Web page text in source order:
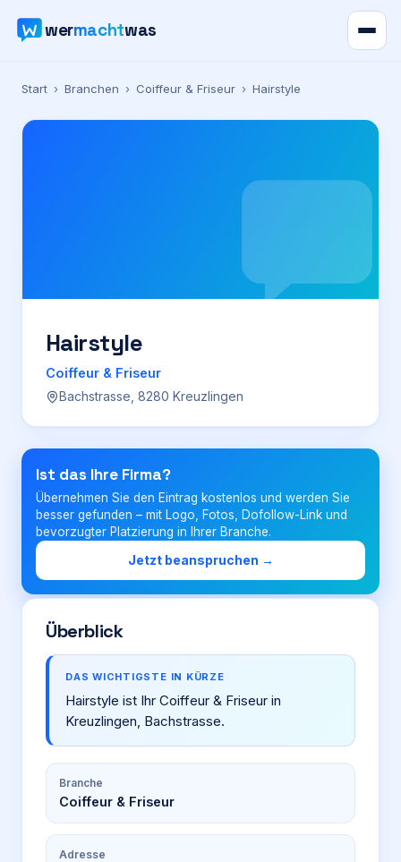
wermachtwas
Verzeichnis
Karte
Preise
Für Firmen
Login
Firma eintragen
Start › Branchen › Coiffeur & Friseur › Hairstyle
Hairstyle
Coiffeur & Friseur
Bachstrasse, 8280 Kreuzlingen
Ist das Ihre Firma?
Übernehmen Sie den Eintrag kostenlos und werden Sie
besser gefunden – mit Logo, Fotos, Dofollow-Link und
bevorzugter Platzierung in Ihrer Branche.
Jetzt beanspruchen →
Überblick
DAS WICHTIGSTE IN KÜRZE
Hairstyle ist Ihr Coiffeur & Friseur in
Kreuzlingen, Bachstrasse.
Branche
Coiffeur & Friseur
Adresse